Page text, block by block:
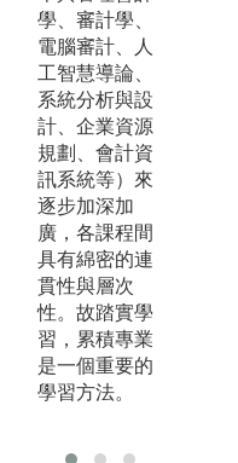
學、審計學、
電腦審計、人
工智慧導論、
系統分析與設
計、企業資源
規劃、會計資
訊系統等）來
逐步加深加
廣，各課程間
具有綿密的連
貫性與層次
性。故踏實學
習，累積專業
是一個重要的
學習方法。